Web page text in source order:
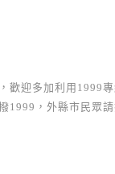
歡迎多加利用1999專
1999，外縣市民眾